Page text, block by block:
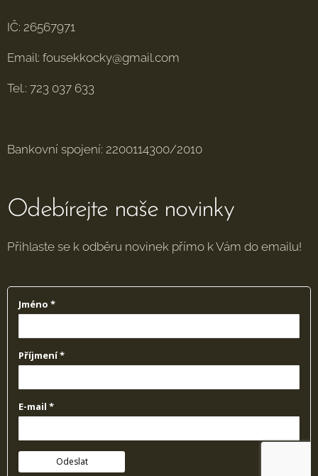
IČ: 26567971
Email: fousekkocky@gmail.com
Tel.: 723 037 633
Bankovní spojení: 2200114300/2010
Odebírejte naše novinky
Přihlaste se k odběru novinek přímo k Vám do emailu!